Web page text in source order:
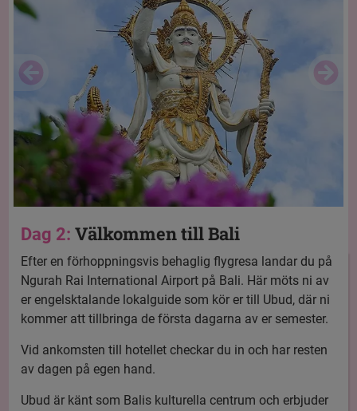
Dag 2:Välkommen till Bali
Efter en förhoppningsvis behaglig flygresa landar du på
Ngurah Rai International Airport på Bali. Här möts ni av
er engelsktalande lokalguide som kör er till Ubud, där ni
kommer att tillbringa de första dagarna av er semester.
Vid ankomsten till hotellet checkar du in och har resten
av dagen på egen hand.
Ubud är känt som Balis kulturella centrum och erbjuder